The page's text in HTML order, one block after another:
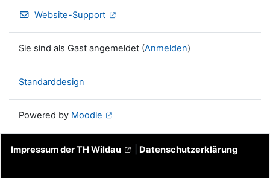
Website-Support
Sie sind als Gast angemeldet (Anmelden)
Standarddesign
Powered by Moodle
Impressum der TH Wildau Datenschutzerklärung